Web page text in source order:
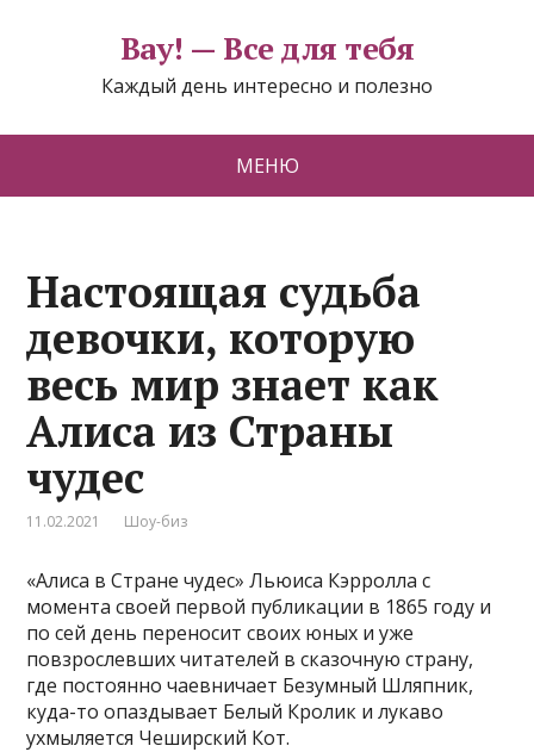
Вау! — Все для тебя
Каждый день интересно и полезно
МЕНЮ
Настоящая судьба
девочки, которую
весь мир знает как
Алиса из Страны
чудес
11.02.2021 Шоу-биз
«Алиса в Стране чудес» Льюиса Кэрролла с
момента своей первой публикации в 1865 году и
по сей день переносит своих юных и уже
повзрослевших читателей в сказочную страну,
где постоянно чаевничает Безумный Шляпник,
куда-то опаздывает Белый Кролик и лукаво
ухмыляется Чеширский Кот.